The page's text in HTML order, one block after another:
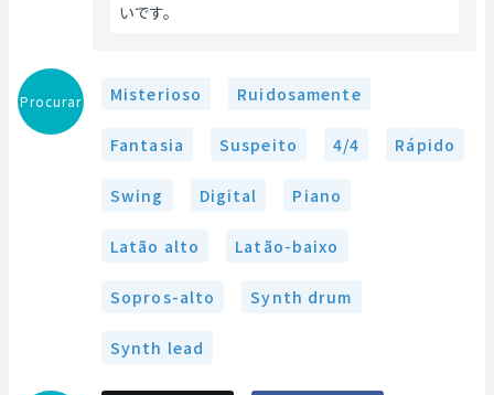
いです。
Procurar Misterioso Ruidosamente
Fantasia Suspeito 4/4 Rápido
Swing Digital Piano
Latão alto Latão-baixo
Sopros-alto Synth drum
Synth lead